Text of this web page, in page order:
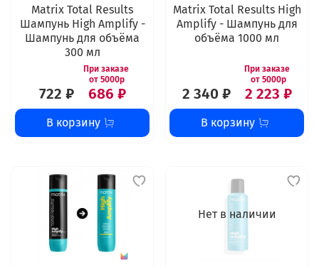
Matrix Total Results
Шампунь High Amplify -
Шампунь для объёма
300 мл
722 ₽ 686 ₽
В корзину
Matrix Total Results High
Amplify - Шампунь для
объёма 1000 мл
2 340 ₽ 2 223 ₽
В корзину
Нет в наличии